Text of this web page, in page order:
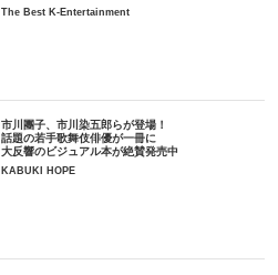
The Best K-Entertainment
市川團子、市川染五郎らが登場！
話題の若手歌舞伎俳優が一冊に
大反響のビジュアル本が絶賛発売中
KABUKI HOPE